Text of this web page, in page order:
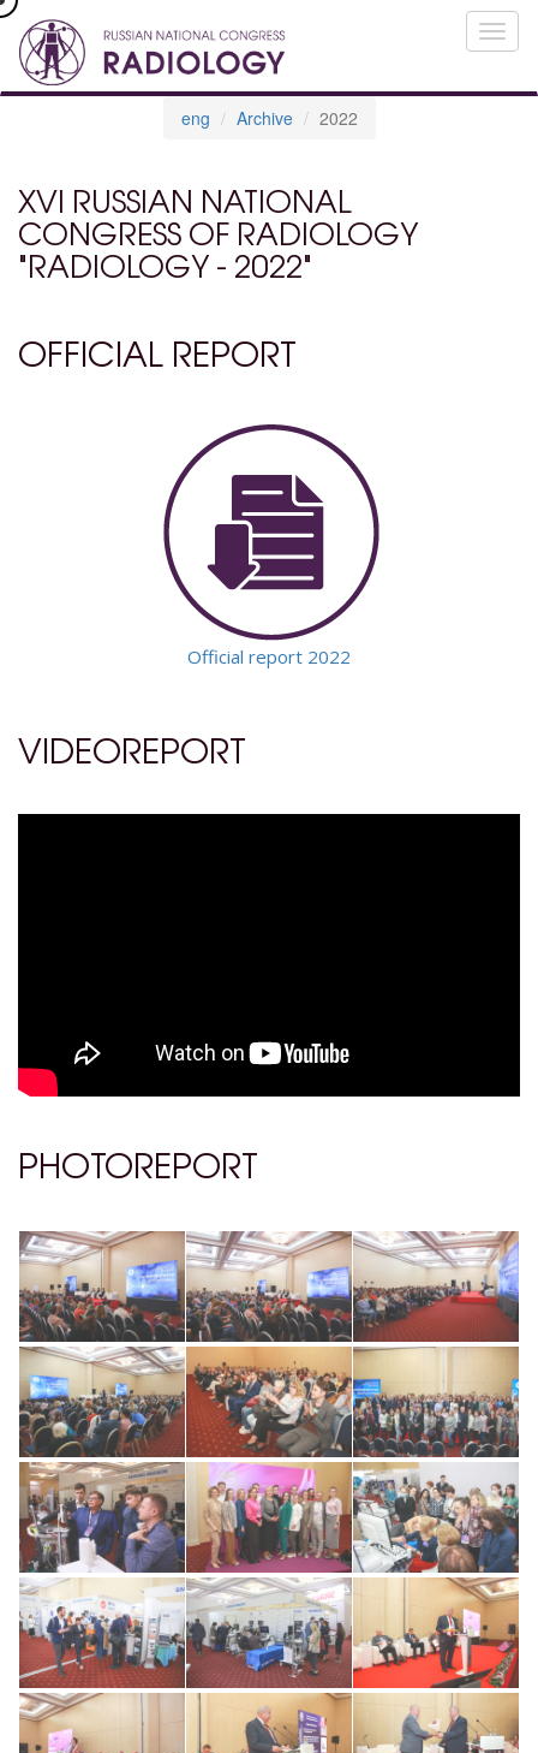
eng Archive 2022
XVI RUSSIAN NATIONAL
CONGRESS OF RADIOLOGY
"RADIOLOGY - 2022"
OFFICIAL REPORT
Official report 2022
VIDEOREPORT
PHOTOREPORT